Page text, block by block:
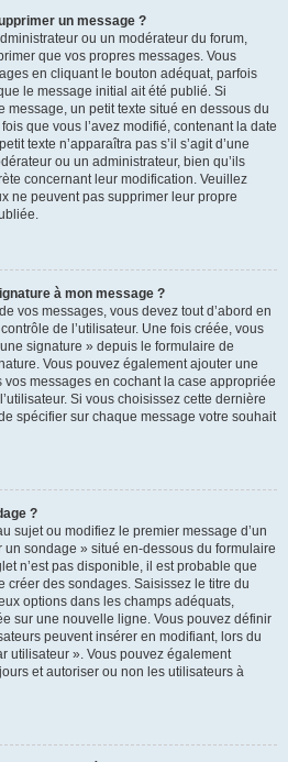
un message ?
ou un modérateur du forum,
que vos propres messages. Vous
en cliquant le bouton adéquat, parfois
le message initial ait été publié. Si
message, un petit texte situé en dessous du
que vous l’avez modifié, contenant la date
texte n’apparaîtra pas s’il s’agit d’une
ou un administrateur, bien qu’ils
concernant leur modification. Veuillez
ne peuvent pas supprimer leur propre
à mon message ?
vos messages, vous devez tout d’abord en
de l’utilisateur. Une fois créée, vous
signature » depuis le formulaire de
Vous pouvez également ajouter une
messages en cochant la case appropriée
Si vous choisissez cette dernière
spécifier sur chaque message votre souhait
?
sujet ou modifiez le premier message d’un
un sondage » situé en-dessous du formulaire
n’est pas disponible, il est probable que
créer des sondages. Saisissez le titre du
options dans les champs adéquats,
sur une nouvelle ligne. Vous pouvez définir
peuvent insérer en modifiant, lors du
utilisateur ». Vous pouvez également
et autoriser ou non les utilisateurs à